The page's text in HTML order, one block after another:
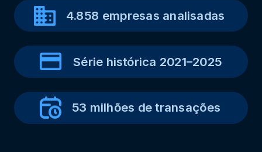
4.858 empresas analisadas
Série histórica 2021–2025
53 milhões de transações